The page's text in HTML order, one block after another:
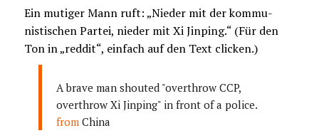
Ein mutiger Mann ruft: „Nieder mit der kommu-
nistischen Partei, nieder mit Xi Jinping.“ (Für den
Ton in „reddit“, einfach auf den Text clicken.)
A brave man shouted "overthrow CCP,
overthrow Xi Jinping" in front of a police.
from China